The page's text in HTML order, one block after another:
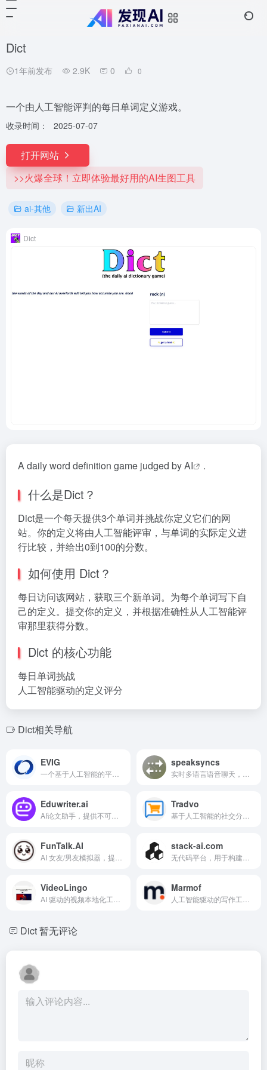
Dict
1年前发布 2.9K 0 0
一个由人工智能评判的每日单词定义游戏。
收录时间： 2025-07-07
打开网站
>>火爆全球！立即体验最好用的AI生图工具
ai-其他 新出AI
Dict
A daily word definition game judged byAI .
什么是Dict？
Dict是一个每天提供3个单词并挑战你定义它们的网
站。你的定义将由人工智能评审，与单词的实际定义进
行比较，并给出0到100的分数。
如何使用 Dict？
每日访问该网站，获取三个新单词。为每个单词写下自
己的定义。提交你的定义，并根据准确性从人工智能评
审那里获得分数。
Dict 的核心功能
每日单词挑战
人工智能驱动的定义评分
Dict相关导航
EVIG speaksyncs
Eduwriter.ai Tradvo
FunTalk.AI stack-ai.com
VideoLingo Marmof
Dict暂无评论